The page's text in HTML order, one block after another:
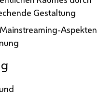
Gestaltung
-Aspekten